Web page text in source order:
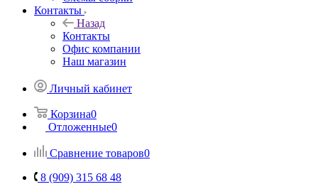
Контакты
Назад
Контакты
Офис компании
Наш магазин
Личный кабинет
Корзина0
Отложенные0
Сравнение товаров0
8 (909) 315 68 48